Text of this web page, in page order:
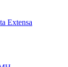
Extensa